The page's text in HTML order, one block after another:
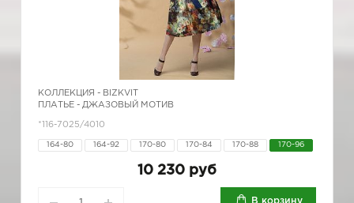
КОЛЛЕКЦИЯ - BIZKVIT
ПЛАТЬЕ - ДЖАЗОВЫЙ МОТИВ
*116-7025/4010
164-80 164-92 170-80 170-84 170-88 170-96
10 230 руб
В корзину